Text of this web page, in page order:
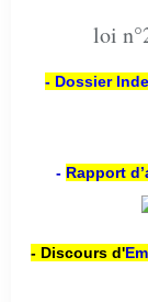
loi
- Dossier
- Rapport
- Discours d'